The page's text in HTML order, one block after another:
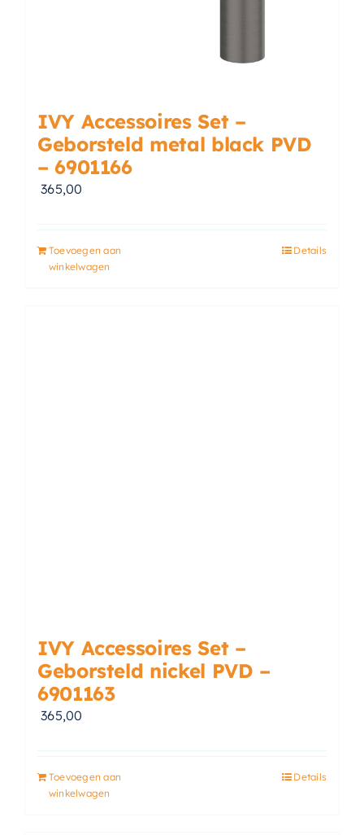
IVY Accessoires Set –
Geborsteld metal black PVD
– 6901166
365,00
Toevoegen aan
winkelwagen
Details
IVY Accessoires Set –
Geborsteld nickel PVD –
6901163
365,00
Toevoegen aan
winkelwagen
Details